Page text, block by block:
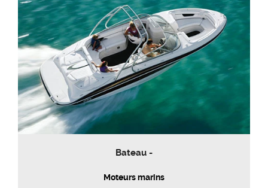
Bateau -
Moteurs marins